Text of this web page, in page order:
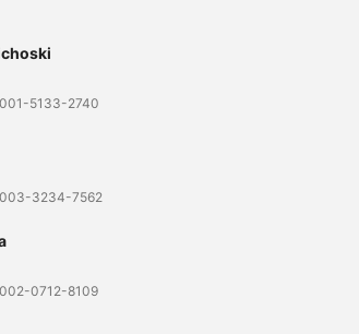
5133-2740
3234-7562
0712-8109